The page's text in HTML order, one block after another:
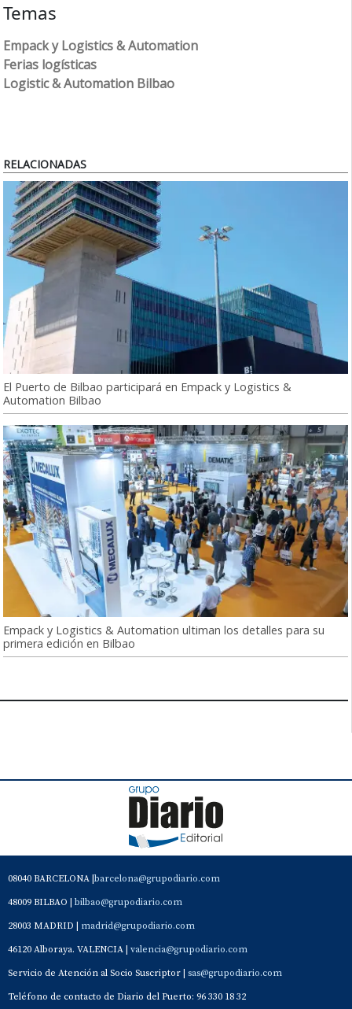
Temas
Empack y Logistics & Automation
Ferias logísticas
Logistic & Automation Bilbao
RELACIONADAS
El Puerto de Bilbao participará en Empack y Logistics &
Automation Bilbao
Empack y Logistics & Automation ultiman los detalles para su
primera edición en Bilbao
08040 BARCELONA | barcelona@grupodiario.com
48009 BILBAO | bilbao@grupodiario.com
28003 MADRID | madrid@grupodiario.com
46120 Alboraya. VALENCIA | valencia@grupodiario.com
Servicio de Atención al Socio Suscriptor | sas@grupodiario.com
Teléfono de contacto de Diario del Puerto: 96 330 18 32